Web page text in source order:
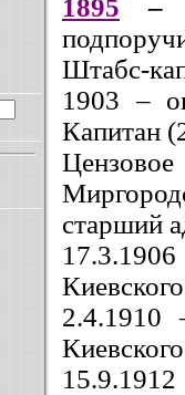
1895 –
Штабс-
1903 –
Капитан
старший
2.4.1910